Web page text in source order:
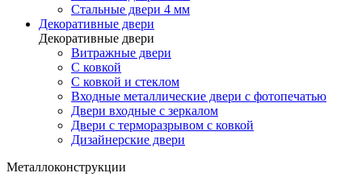
Стальные двери 4 мм
Декоративные двери
Декоративные двери
Витражные двери
С ковкой
С ковкой и стеклом
Входные металлические двери с фотопечатью
Двери входные с зеркалом
Двери с терморазрывом с ковкой
Дизайнерские двери
Металлоконструкции